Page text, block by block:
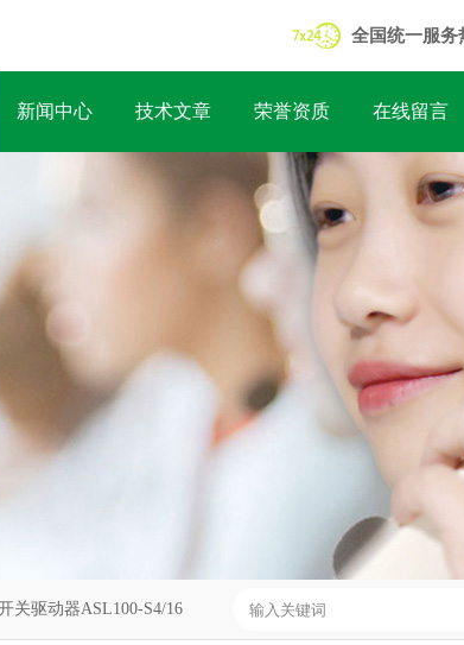
全国统一服务
新闻中心 技术文章 荣誉资质 在线留言
关驱动器ASL100-S4/16